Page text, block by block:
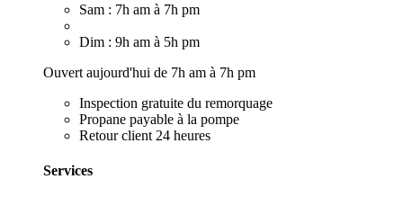
Sam : 7h am à 7h pm
Dim : 9h am à 5h pm
Ouvert aujourd'hui de 7h am à 7h pm
Inspection gratuite du remorquage
Propane payable à la pompe
Retour client 24 heures
Services